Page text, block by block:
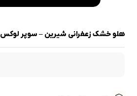
هلو خشک زعفرانی شیرین – سوپر لوکس